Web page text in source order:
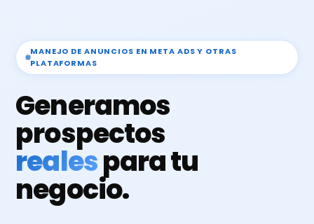
MANEJO DE ANUNCIOS EN META ADS Y OTRAS
PLATAFORMAS
Generamos
prospectos
realespara tu
negocio.